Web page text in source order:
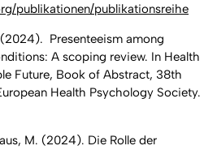
publikationen/publikationsreihe
Presenteeism among
A scoping review. In Health
Future, Book of Abstract, 38th
Health Psychology Society.
M. (2024). Die Rolle der